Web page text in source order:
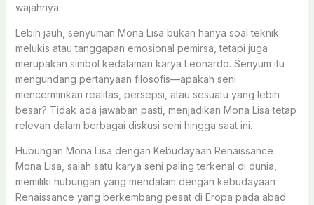
wajahnya.
Lebih jauh, senyuman Mona Lisa bukan hanya soal teknik
melukis atau tanggapan emosional pemirsa, tetapi juga
merupakan simbol kedalaman karya Leonardo. Senyum itu
mengundang pertanyaan filosofis—apakah seni
mencerminkan realitas, persepsi, atau sesuatu yang lebih
besar? Tidak ada jawaban pasti, menjadikan Mona Lisa tetap
relevan dalam berbagai diskusi seni hingga saat ini.
Hubungan Mona Lisa dengan Kebudayaan Renaissance
Mona Lisa, salah satu karya seni paling terkenal di dunia,
memiliki hubungan yang mendalam dengan kebudayaan
Renaissance yang berkembang pesat di Eropa pada abad